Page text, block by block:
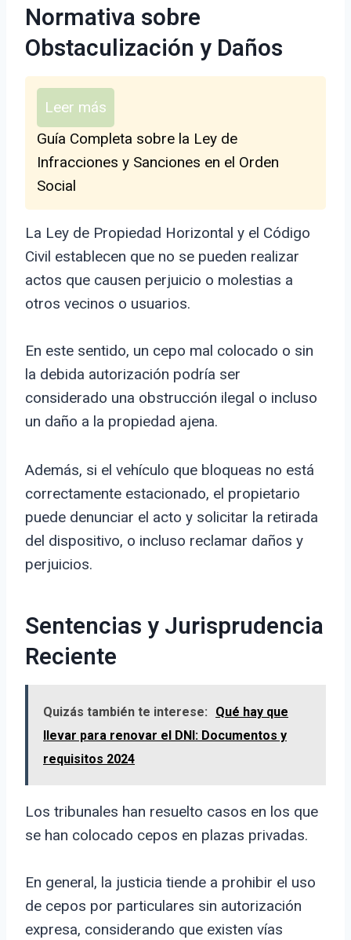
Normativa sobre
Obstaculización y Daños
Leer más
Guía Completa sobre la Ley de
Infracciones y Sanciones en el Orden
Social
La Ley de Propiedad Horizontal y el Código
Civil establecen que no se pueden realizar
actos que causen perjuicio o molestias a
otros vecinos o usuarios.
En este sentido, un cepo mal colocado o sin
la debida autorización podría ser
considerado una obstrucción ilegal o incluso
un daño a la propiedad ajena.
Además, si el vehículo que bloqueas no está
correctamente estacionado, el propietario
puede denunciar el acto y solicitar la retirada
del dispositivo, o incluso reclamar daños y
perjuicios.
Sentencias y Jurisprudencia
Reciente
Quizás también te interese:
Qué hay que
llevar para renovar el DNI: Documentos y
requisitos 2024
Los tribunales han resuelto casos en los que
se han colocado cepos en plazas privadas.
En general, la justicia tiende a prohibir el uso
de cepos por particulares sin autorización
expresa, considerando que existen vías